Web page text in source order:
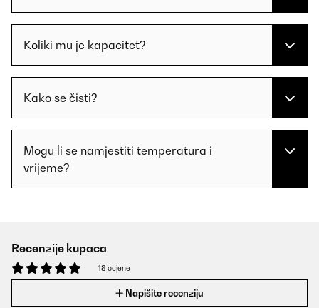
Koliki mu je kapacitet?
Kako se čisti?
Mogu li se namjestiti temperatura i
vrijeme?
Recenzije kupaca
18 ocjene
Napišite recenziju